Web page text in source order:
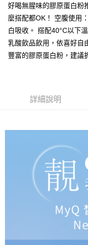
2.付款方式選擇「大哥付你
流程，驗證手機門號後，選
成交易。
3.實際核准額度、可分期數
4.訂單成立30分鐘內，如未
消。如遇「轉專審核」未通
法說明評估內容。
2.透過簡訊連結打開帳單後
帳／街口支付／iPASS
1.本服務係由「台灣大哥大
買賣價金債權讓與本公司後
2.基於同意付款使用「大哥
資料（包含姓名、電話或地
由本公司與您本人進行分期
3.完整用戶服務條款，請詳
相關說明
【關於「AFTEE先享後付」】
AFTEE先享後付是「在收
便利好安心！
１．簡單：不需註冊會員、
２．便利：只要手機號碼，
結帳頁面，進行簡訊認證並
後付繳納相關費用。
※ 交易是否成功請以「
是否繳費成功／繳費後需取
客戶支援中心」https://
【注意事項】
１．透過由恩沛科技股份有
易，需依本服務之必要範圍
權轉讓予恩沛科技股份有限
２．關於個人資料處理事宜
https://aftee.tw/terms/
「Hami Point」為中華電信
會員帳號後，即可在購物車
ATM付款
全家取貨付款
萊爾富取貨付款
每筆NT$60，滿
付款後萊爾富取貨
每筆NT$60，滿
好喝無腥味的膠原蛋白粉
麼搭配都OK！ 空腹使用
白吸收。 搭配40°C以下
乳酸飲品飲用，依喜好自
豐富的膠原蛋白粉，建議
詳細說明